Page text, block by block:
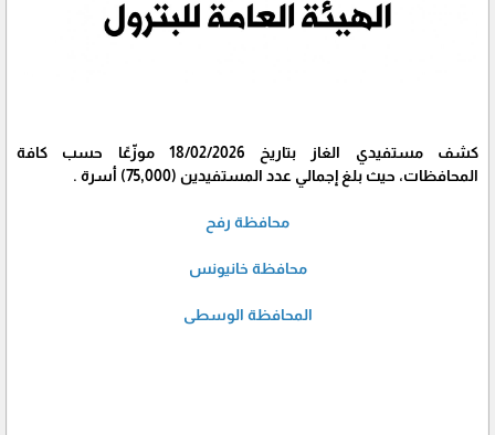
كشف مستفيدي الغاز بتاريخ 18/02/2026 موزّعًا حسب كافة
المحافظات، حيث بلغ إجمالي عدد المستفيدين (75,000) أسرة .
محافظة رفح
محافظة خانيونس
المحافظة الوسطى